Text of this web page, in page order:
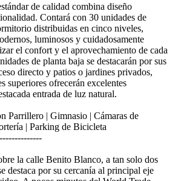
de calidad combina diseño
Contará con 30 unidades de
distribuidas en cinco niveles,
luminosos y cuidadosamente
el confort y el aprovechamiento de cada
de planta baja se destacarán por sus
directo y patios o jardines privados,
superiores ofrecerán excelentes
entrada de luz natural.
Parrillero | Gimnasio | Cámaras de
| Parking de Bicicleta
la calle Benito Blanco, a tan solo dos
destaca por su cercanía al principal eje